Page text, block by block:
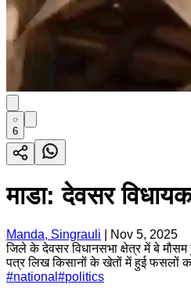
6
माडा: देवसर
Manda, Singrauli
Nov 5, 2025
जिले के देवसर विधानसभा क्षेत्र में बे
पत्र लिख किसानों के खेतों में हुई फसलों
#national #politics